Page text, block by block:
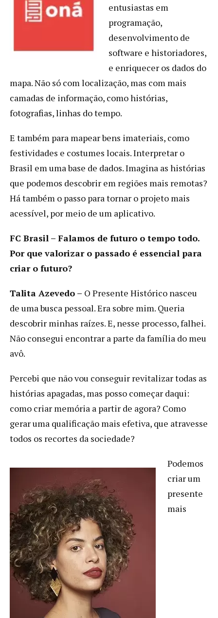
entusiastas em
programação,
desenvolvimento de
software e historiadores,
e enriquecer os dados do
mapa. Não só com localização, mas com mais
camadas de informação, como histórias,
fotografias, linhas do tempo.
E também para mapear bens imateriais, como
festividades e costumes locais. Interpretar o
Brasil em uma base de dados. Imagina as histórias
que podemos descobrir em regiões mais remotas?
Há também o passo para tornar o projeto mais
acessível, por meio de um aplicativo.
FC Brasil – Falamos de futuro o tempo todo.
Por que valorizar o passado é essencial para
criar o futuro?
Talita Azevedo – O Presente Histórico nasceu
de uma busca pessoal. Era sobre mim. Queria
descobrir minhas raízes. E, nesse processo, falhei.
Não consegui encontrar a parte da família do meu
avô.
Percebi que não vou conseguir revitalizar todas as
histórias apagadas, mas posso começar daqui:
como criar memória a partir de agora? Como
gerar uma qualificação mais efetiva, que atravesse
todos os recortes da sociedade?
Podemos
criar um
presente
mais